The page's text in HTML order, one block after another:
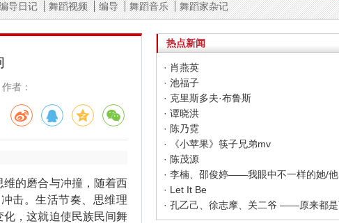
导日记 舞蹈视频 编导 舞蹈音乐 舞蹈家杂记
者：
的磨合与冲撞，随着西
击。生活节奏、思维理
，这就迫使民族民间舞
热点新闻
· 肖燕英
· 池福子
· 克里斯多夫·布鲁斯
· 谭晓洪
· 陈乃霓
· 《小苹果》筷子兄弟mv
· 陈茂源
· 李楠、邵俊婷——我眼中不一样的她/他
· Let It Be